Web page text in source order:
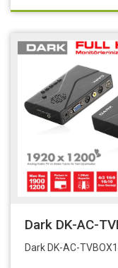
Dark DK-AC-
Dark DK-AC-